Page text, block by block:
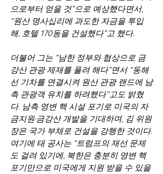
으로부터 얻을 것”으로 예상했다면서,
“원산 명사십리에 과도한 자금을 투입
해, 호텔 170동을 건설했다”고 했다.
더불어 그는 “남한 정부와 협상으로 금
강산 관광 제재를 풀려 해다”면서 “동해
선 기차를 연결시켜 원산 관광 랜드에 남
측 관광객 유치를 하려했다”고도 밝혔
다. 남측 영변 핵 시설 포기로 미국의 자
금지원·금강산 개발을 기대하며, 김 위원
장은 국가 부채로 건설을 강행한 것이다.
여기에 태 공사는 “트럼프의 재선 문제
도 걸려 있기에, 북한은 충분히 영변 핵
포기만으로 미국에게 지원 받을 수 있을